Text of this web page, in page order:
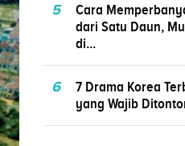
5
Cara
dari Satu Daun,
di...
6
7 Drama Korea
yang Wajib